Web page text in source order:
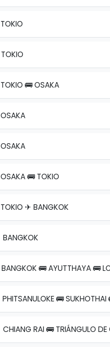
TOKIO
TOKIO
TOKIO 🚌 OSAKA
OSAKA
OSAKA
OSAKA 🚌 TOKIO
TOKIO ✈ BANGKOK
BANGKOK
BANGKOK 🚌 AYUTTHAYA 🚌
PHITSANULOKE 🚌
CHIANG RAI 🚌 TRIÁNGULO